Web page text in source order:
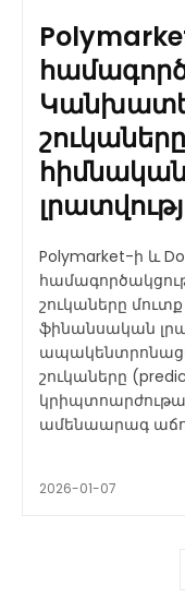
Polymarket-ի և
շուկաները
ֆինանսական լրատվություն
շուկաները
ամենաարագ
2026-01-07